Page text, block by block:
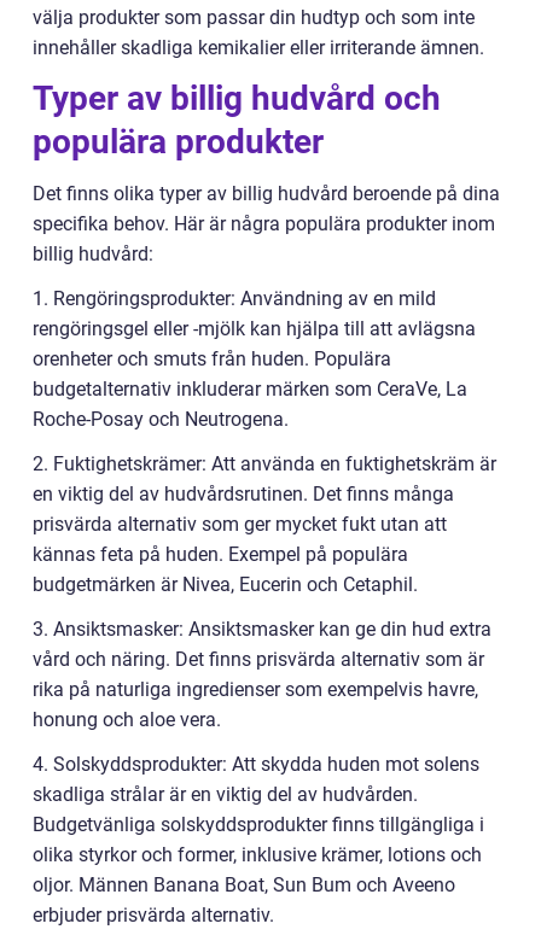
välja produkter som passar din hudtyp och som inte
innehåller skadliga kemikalier eller irriterande ämnen.
Typer av billig hudvård och
populära produkter
Det finns olika typer av billig hudvård beroende på dina
specifika behov. Här är några populära produkter inom
billig hudvård:
1. Rengöringsprodukter: Användning av en mild
rengöringsgel eller -mjölk kan hjälpa till att avlägsna
orenheter och smuts från huden. Populära
budgetalternativ inkluderar märken som CeraVe, La
Roche-Posay och Neutrogena.
2. Fuktighetskrämer: Att använda en fuktighetskräm är
en viktig del av hudvårdsrutinen. Det finns många
prisvärda alternativ som ger mycket fukt utan att
kännas feta på huden. Exempel på populära
budgetmärken är Nivea, Eucerin och Cetaphil.
3. Ansiktsmasker: Ansiktsmasker kan ge din hud extra
vård och näring. Det finns prisvärda alternativ som är
rika på naturliga ingredienser som exempelvis havre,
honung och aloe vera.
4. Solskyddsprodukter: Att skydda huden mot solens
skadliga strålar är en viktig del av hudvården.
Budgetvänliga solskyddsprodukter finns tillgängliga i
olika styrkor och former, inklusive krämer, lotions och
oljor. Männen Banana Boat, Sun Bum och Aveeno
erbjuder prisvärda alternativ.